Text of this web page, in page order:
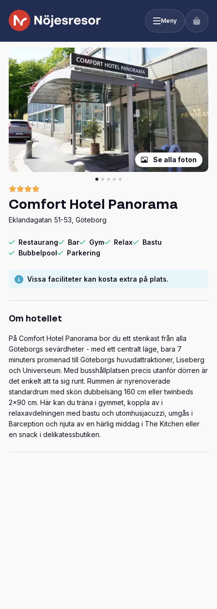
Meny
Se alla foton
Comfort Hotel Panorama
Eklandagatan 51-53, Göteborg
Restaurang Bar Gym Relax
Bastu
Bubbelpool
Parkering
Vissa faciliteter kan kosta extra på plats.
Om hotellet
På Comfort Hotel Panorama bor du ett stenkast från alla
Göteborgs sevärdheter - med ett centralt läge, bara 7
minuters promenad till Göteborgs huvudattraktioner, Liseberg
och Universeum. Med busshållplatsen precis utanför dörren är
det enkelt att ta sig runt. Rummen är nyrenoverade
standardrum med skön dubbelsäng 160 cm eller twinbeds
2x90 cm. Här kan du träna i gymmet, koppla av i
relaxavdelningen med bastu och utomhusjacuzzi, umgås i
Barception och njuta av en härlig middag i The Kitchen eller
en snack i delikatessbutiken.